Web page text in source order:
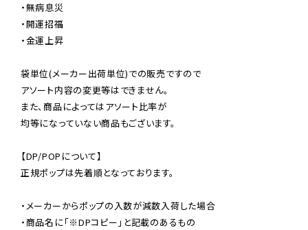
・無病息災
・開運招福
・金運上昇
袋単位(メーカー出荷単位)での販売ですので
アソート内容の変更等はできません。
また、商品によってはアソート比率が
均等になっていない商品もございます。
【DP/POPについて】
正規ポップは先着順となっております。
・メーカーからポップの入数が減数入荷した場合
・商品名に「※DPコピー」と記載のあるもの